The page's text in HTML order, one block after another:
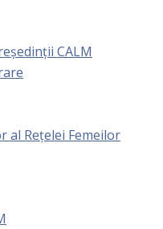
CALM
al Rețelei Femeilor